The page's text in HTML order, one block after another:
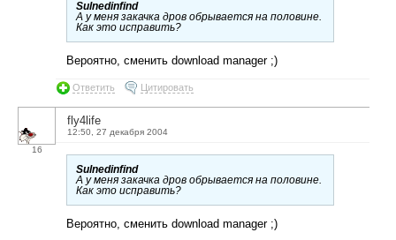
Sulnedinfind
А у меня закачка дров обрывается на половине.
Как это исправить?
Вероятно, сменить download manager ;)
Ответить Цитировать
16
fly4life
12:50, 27 декабря 2004
Sulnedinfind
А у меня закачка дров обрывается на половине.
Как это исправить?
Вероятно, сменить download manager ;)